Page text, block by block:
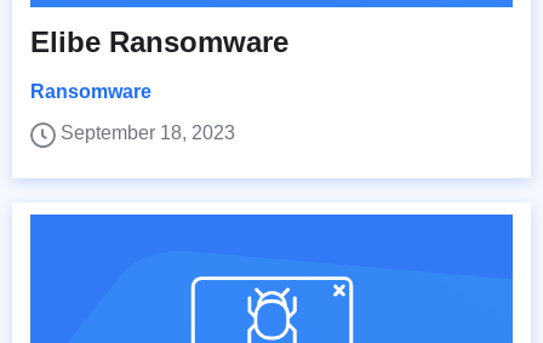
Elibe Ransomware
Ransomware
September 18, 2023